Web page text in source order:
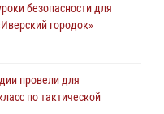
о службе детям из летнего
безопасности для
городок»
провели для
по тактической